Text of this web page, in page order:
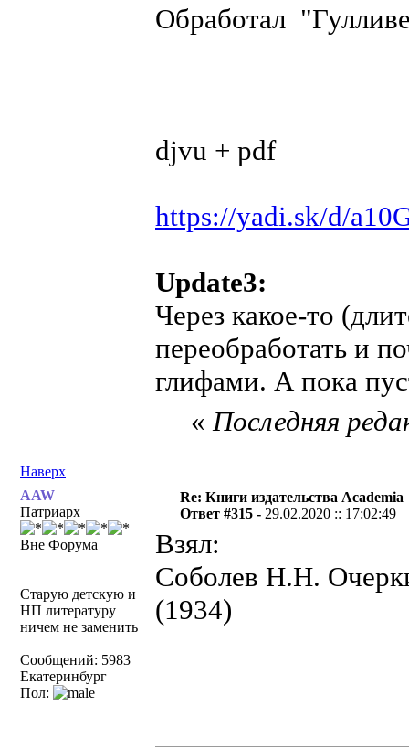
Обработал
djvu + pdf
https://yadi.sk/d/
Update3:
Через какое-то
переобработать и
глифами. А пока
Наверх
«Последняя
AAW
Патриарх
Вне Форума
Старую детскую и
НП литературу
ничем не заменить
Сообщений: 5983
Екатеринбург
Пол:
Re: Книги издательства Academia
Ответ #315 - 29.02.2020 :: 17:02:49
Взял:
Соболев Н.Н.
(1934)